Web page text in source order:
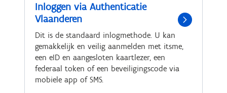
Inloggen via Authenticatie
Vlaanderen
Dit is de standaard inlogmethode. U kan
gemakkelijk en veilig aanmelden met itsme,
een eID en aangesloten kaartlezer, een
federaal token of een beveiligingscode via
mobiele app of SMS.